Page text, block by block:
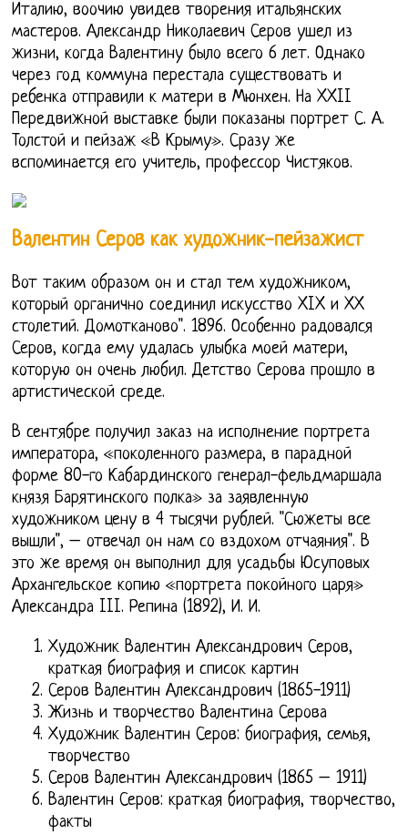
Италию, воочию увидев творения итальянских
мастеров. Александр Николаевич Серов ушел из
жизни, когда Валентину было всего 6 лет. Однако
через год коммуна перестала существовать и
ребенка отправили к матери в Мюнхен. На XXII
Передвижной выставке были показаны портрет С. А.
Толстой и пейзаж «В Крыму». Сразу же
вспоминается его учитель, профессор Чистяков.
Валентин Серов как художник-пейзажист
Вот таким образом он и стал тем художником,
который органично соединил искусство XIX и XX
столетий. Домотканово". 1896. Особенно радовался
Серов, когда ему удалась улыбка моей матери,
которую он очень любил. Детство Серова прошло в
артистической среде.
В сентябре получил заказ на исполнение портрета
императора, «поколенного размера, в парадной
форме 80-го Кабардинского генерал-фельдмаршала
князя Барятинского полка» за заявленную
художником цену в 4 тысячи рублей. "Сюжеты все
вышли", – отвечал он нам со вздохом отчаяния". В
это же время он выполнил для усадьбы Юсуповых
Архангельское копию «портрета покойного царя»
Александра III. Репина (1892), И. И.
Художник Валентин Александрович Серов,
краткая биография и список картин
Серов Валентин Александрович (1865-1911)
Жизнь и творчество Валентина Серова
Художник Валентин Серов: биография, семья,
творчество
Серов Валентин Александрович (1865 – 1911)
Валентин Серов: краткая биография, творчество,
факты